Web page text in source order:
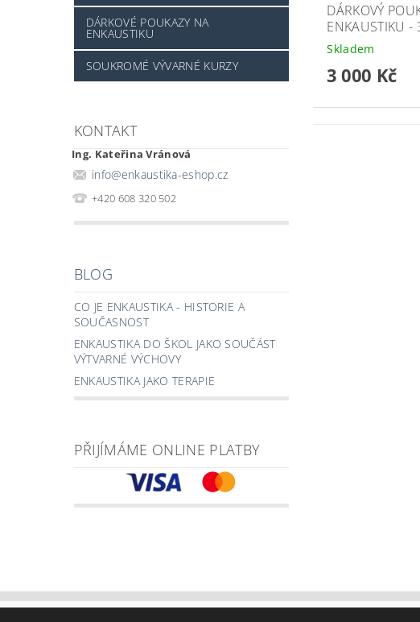
DÁRKOVÉ POUKAZY NA
ENKAUSTIKU
SOUKROMÉ VÝVARNÉ KURZY
KONTAKT
Ing. Kateřina Vránová
info@enkaustika-eshop.cz
+420 608 320 502
BLOG
CO JE ENKAUSTIKA - HISTORIE A
SOUČASNOST
ENKAUSTIKA DO ŠKOL JAKO SOUČÁST
VÝTVARNÉ VÝCHOVY
ENKAUSTIKA JAKO TERAPIE
PŘIJÍMÁME ONLINE PLATBY
DÁRKOVÝ
ENKAUSTIKU -
Skladem
3 000 Kč